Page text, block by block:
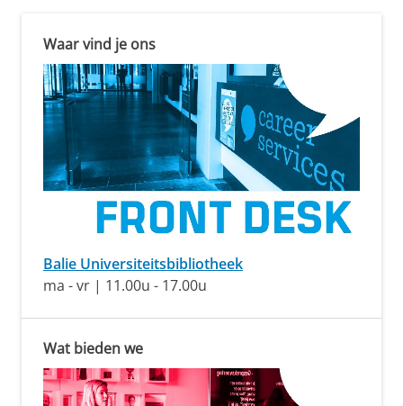
Waar vind je ons
Balie Universiteitsbibliotheek
ma - vr | 11.00u - 17.00u
Wat bieden we